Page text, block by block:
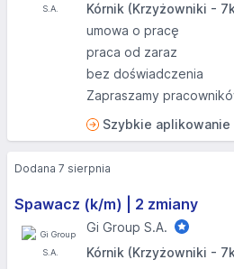
Kórnik (Krzyżowniki -
umowa o pracę
praca od zaraz
bez doświadczenia
Zapraszamy
Szybkie aplikowanie
Spawacz (k/m) | 2 zmiany
Gi Group S.A.
Kórnik (Krzyżowniki -
Dodana 7 sierpnia